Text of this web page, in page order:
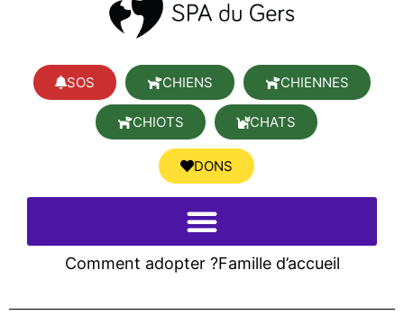
SOS CHIENS CHIENNES
CHIOTS CHATS
DONS
Comment adopter ?Famille d’accueil